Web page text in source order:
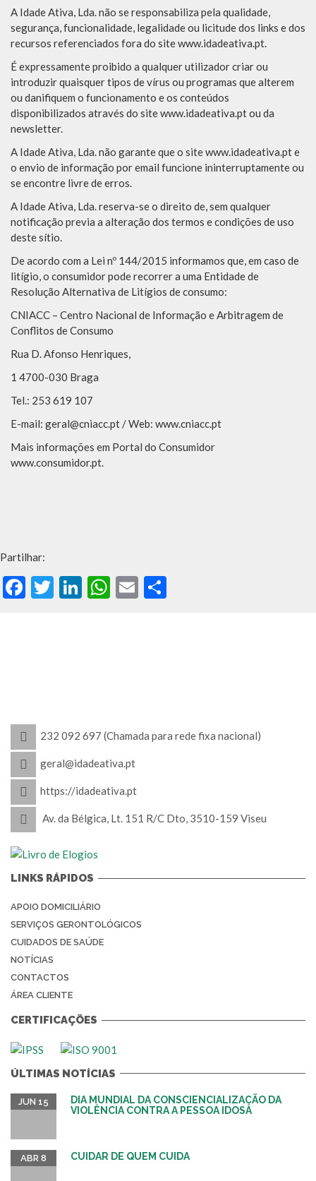
A Idade Ativa, Lda. não se responsabiliza pela qualidade,
segurança, funcionalidade, legalidade ou licitude dos links e dos
recursos referenciados fora do site www.idadeativa.pt.
É expressamente proibido a qualquer utilizador criar ou
introduzir quaisquer tipos de vírus ou programas que alterem
ou danifiquem o funcionamento e os conteúdos
disponibilizados através do site www.idadeativa.pt ou da
newsletter.
A Idade Ativa, Lda. não garante que o site www.idadeativa.pt e
o envio de informação por email funcione ininterruptamente ou
se encontre livre de erros.
A Idade Ativa, Lda. reserva-se o direito de, sem qualquer
notificação previa a alteração dos termos e condições de uso
deste sítio.
De acordo com a Lei nº 144/2015 informamos que, em caso de
litígio, o consumidor pode recorrer a uma Entidade de
Resolução Alternativa de Litígios de consumo:
CNIACC – Centro Nacional de Informação e Arbitragem de
Conflitos de Consumo
Rua D. Afonso Henriques,
1 4700-030 Braga
Tel.: 253 619 107
E-mail: geral@cniacc.pt / Web: www.cniacc.pt
Mais informações em Portal do Consumidor
www.consumidor.pt.
Partilhar:
Facebook
Twitter
LinkedIn
WhatsApp
Email
232 092 697 (Chamada para rede fixa nacional)
geral@idadeativa.pt
https://idadeativa.pt
Av. da Bélgica, Lt. 151 R/C Dto, 3510-159 Viseu
LINKS RÁPIDOS
APOIO DOMICILIÁRIO
SERVIÇOS GERONTOLÓGICOS
CUIDADOS DE SAÚDE
NOTÍCIAS
CONTACTOS
ÁREA CLIENTE
CERTIFICAÇÕES
ÚLTIMAS NOTÍCIAS
DIA MUNDIAL DA CONSCIENCIALIZAÇÃO DA
VIOLÊNCIA CONTRA A PESSOA IDOSA
JUN 15
CUIDAR DE QUEM CUIDA
ABR 8